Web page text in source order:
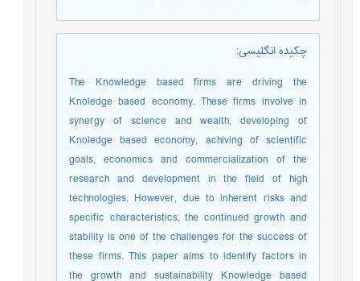
چکیده انگلیسی:
The Knowledge based firms are driving the
Knoledge based economy. These firms involve in
synergy of science and wealth, developing of
Knoledge based economy, achiving of scientific
goals, economics and commercialization of the
research and development in the field of high
technologies. However, due to inherent risks and
specific characteristics, the continued growth and
stability is one of the challenges for the success of
these firms. This paper aims to identify factors in
the growth and sustainability Knowledge based